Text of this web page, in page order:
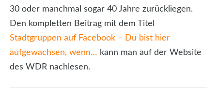
30 oder manchmal sogar 40 Jahre zurückliegen.
Den kompletten Beitrag mit dem Titel
Stadtgruppen auf Facebook – Du bist hier
aufgewachsen, wenn… kann man auf der Website
des WDR nachlesen.